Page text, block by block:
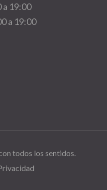
a 19:00
a 19:00
todos los sentidos